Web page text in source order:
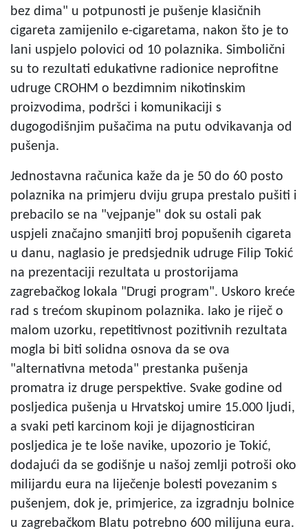
bez dima" u potpunosti je pušenje klasičnih
cigareta zamijenilo e-cigaretama, nakon što je to
lani uspjelo polovici od 10 polaznika. Simbolični
su to rezultati edukativne radionice neprofitne
udruge CROHM o bezdimnim nikotinskim
proizvodima, podršci i komunikaciji s
dugogodišnjim pušačima na putu odvikavanja od
pušenja.
Jednostavna računica kaže da je 50 do 60 posto
polaznika na primjeru dviju grupa prestalo pušiti i
prebacilo se na "vejpanje" dok su ostali pak
uspjeli značajno smanjiti broj popušenih cigareta
u danu, naglasio je predsjednik udruge Filip Tokić
na prezentaciji rezultata u prostorijama
zagrebačkog lokala "Drugi program". Uskoro kreće
rad s trećom skupinom polaznika. Iako je riječ o
malom uzorku, repetitivnost pozitivnih rezultata
mogla bi biti solidna osnova da se ova
"alternativna metoda" prestanka pušenja
promatra iz druge perspektive. Svake godine od
posljedica pušenja u Hrvatskoj umire 15.000 ljudi,
a svaki peti karcinom koji je dijagnosticiran
posljedica je te loše navike, upozorio je Tokić,
dodajući da se godišnje u našoj zemlji potroši oko
milijardu eura na liječenje bolesti povezanim s
pušenjem, dok je, primjerice, za izgradnju bolnice
u zagrebačkom Blatu potrebno 600 milijuna eura.